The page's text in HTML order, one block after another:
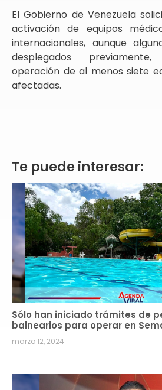
El Gobierno de Venezuela
activación de equipos
internacionales, aunque
desplegados
operación de al menos siete
afectadas.
Te puede interesar:
Sólo han iniciado trámites de
balnearios para operar en
marzo 12, 2024